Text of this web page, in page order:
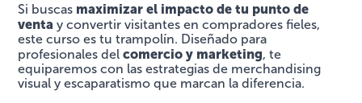
Si buscas maximizar el impacto de tu punto de
venta y convertir visitantes en compradores fieles,
este curso es tu trampolín. Diseñado para
profesionales delcomercio y marketing, te
equiparemos con las estrategias de merchandising
visual y escaparatismo que marcan la diferencia.